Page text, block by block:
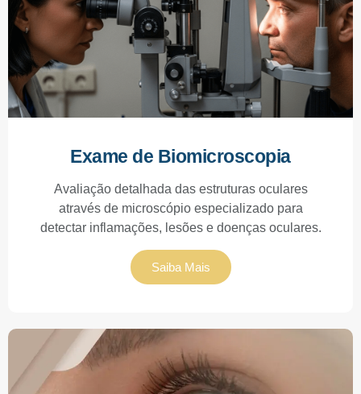
Exame de Biomicroscopia
Avaliação detalhada das estruturas oculares
através de microscópio especializado para
detectar inflamações, lesões e doenças oculares.
Saiba Mais